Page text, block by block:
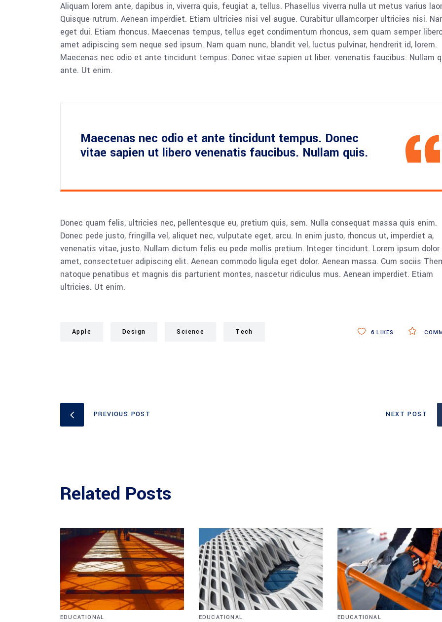
Aliquam lorem ante, dapibus in, viverra quis, feugiat a, tellus. Phasellus viverra nulla ut metus varius
Quisque rutrum. Aenean imperdiet. Etiam ultricies nisi vel augue. Curabitur ullamcorper ultricies nisi.
eget dui. Etiam rhoncus. Maecenas tempus, tellus eget condimentum rhoncus, sem quam semper
amet adipiscing sem neque sed ipsum. Nam quam nunc, blandit vel, luctus pulvinar, hendrerit id, lorem.
Maecenas nec odio et ante tincidunt tempus. Donec vitae sapien ut liber. venenatis faucibus. Nullam
ante. Ut enim.
Maecenas nec odio et ante tincidunt tempus. Donec
vitae sapien ut libero venenatis faucibus. Nullam quis.
Donec quam felis, ultricies nec, pellentesque eu, pretium quis, sem. Nulla consequat massa quis enim.
Donec pede justo, fringilla vel, aliquet nec, vulputate eget, arcu. In enim justo, rhoncus ut, imperdiet a,
venenatis vitae, justo. Nullam dictum felis eu pede mollis pretium. Integer tincidunt. Lorem ipsum
amet, consectetuer adipiscing elit. Aenean commodo ligula eget dolor. Aenean massa. Cum sociis
natoque penatibus et magnis dis parturient montes, nascetur ridiculus mus. Aenean imperdiet. Etiam
ultricies. Ut enim.
Apple Design Science Tech 6 LIKES
PREVIOUS POST NEXT POST
Related Posts
EDUCATIONAL EDUCATIONAL EDUCATIONAL